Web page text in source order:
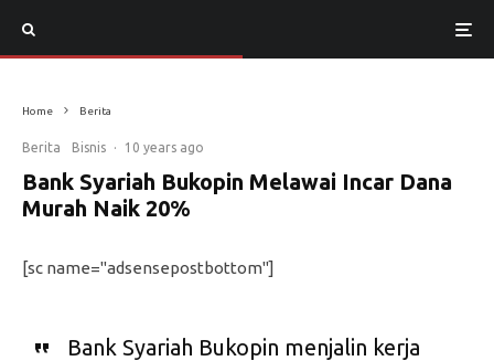
Kepala Divisi Bisnis Area II/Melawai BSB Haris Suria Putra (kanan) berfoto bersama mitra
Home Berita
Berita Bisnis · 10 years ago
Bank Syariah Bukopin Melawai Incar Dana
Murah Naik 20%
[sc name="adsensepostbottom"]
Bank Syariah Bukopin menjalin kerja